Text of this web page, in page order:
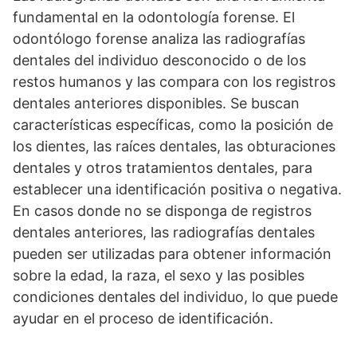
fundamental en la odontología forense. El
odontólogo forense analiza las radiografías
dentales del individuo desconocido o de los
restos humanos y las compara con los registros
dentales anteriores disponibles. Se buscan
características específicas, como la posición de
los dientes, las raíces dentales, las obturaciones
dentales y otros tratamientos dentales, para
establecer una identificación positiva o negativa.
En casos donde no se disponga de registros
dentales anteriores, las radiografías dentales
pueden ser utilizadas para obtener información
sobre la edad, la raza, el sexo y las posibles
condiciones dentales del individuo, lo que puede
ayudar en el proceso de identificación.